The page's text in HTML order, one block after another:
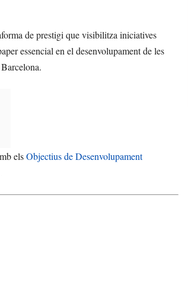
de prestigi que visibilitza iniciatives
essencial en el desenvolupament de les
elsObjectius de Desenvolupament